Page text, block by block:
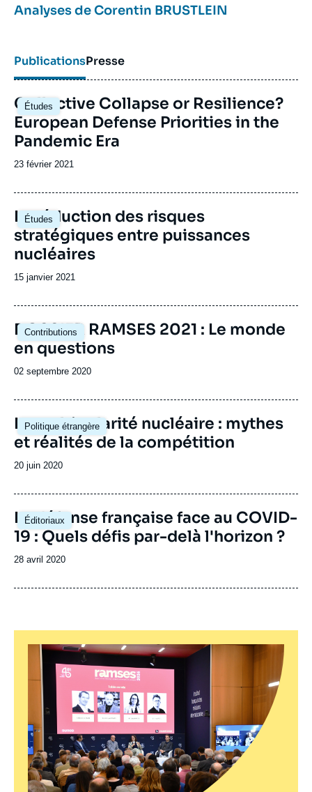
Analyses deCorentin BRUSTLEIN
PublicationsPresse
Études
Image
principale
Collective Collapse or Resilience?
European Defense Priorities in the
Pandemic Era
Date
publication
23 février 2021
Études
Image
principale
La réduction des risques
stratégiques entre puissances
nucléaires
Date
publication
15 janvier 2021
Contributions
Image
principale
DOSSIER RAMSES 2021 : Le monde
en questions
Date
publication
02 septembre 2020
Politique étrangère
Image
principale
La multipolarité nucléaire : mythes
et réalités de la compétition
Date
publication
20 juin 2020
Éditoriaux
Image
principale
La défense française face au COVID-
19 : Quels défis par-delà l'horizon ?
Date
publication
28 avril 2020